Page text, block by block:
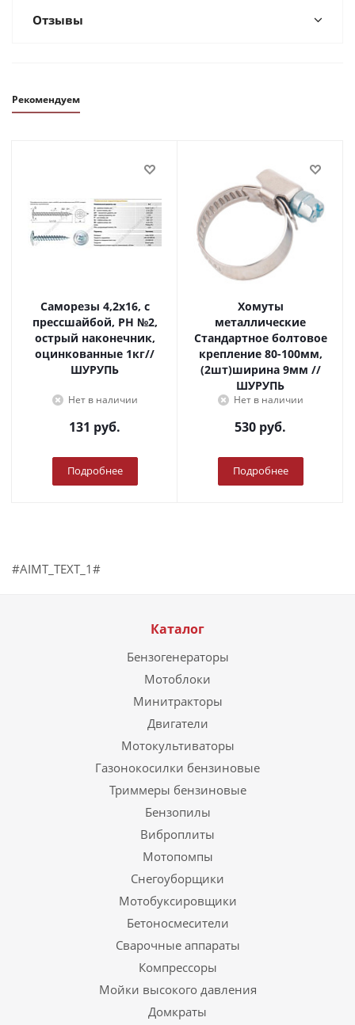
Отзывы
Рекомендуем
Саморезы 4,2х16, с
прессшайбой, PH №2,
острый наконечник,
оцинкованные 1кг//
ШУРУПЬ
Нет в наличии
131 руб.
Подробнее
Хомуты
металлические
Стандартное болтовое
крепление 80-100мм,
(2шт)ширина 9мм //
ШУРУПЬ
Нет в наличии
530 руб.
Подробнее
#AIMT_TEXT_1#
Каталог
Бензогенераторы
Мотоблоки
Минитракторы
Двигатели
Мотокультиваторы
Газонокосилки бензиновые
Триммеры бензиновые
Бензопилы
Виброплиты
Мотопомпы
Снегоуборщики
Мотобуксировщики
Бетоносмесители
Сварочные аппараты
Компрессоры
Мойки высокого давления
Домкраты